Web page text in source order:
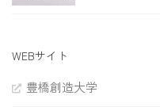
WEBサイト
豊橋創造大学